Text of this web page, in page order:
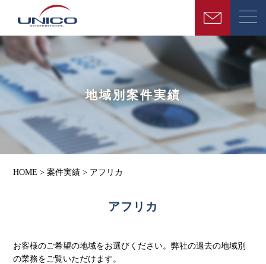
地域別案件実績
HOME >案件実績 > アフリカ
アフリカ
お客様のご希望の地域をお選びください。弊社の過去の地域別
の業務をご覧いただけます。